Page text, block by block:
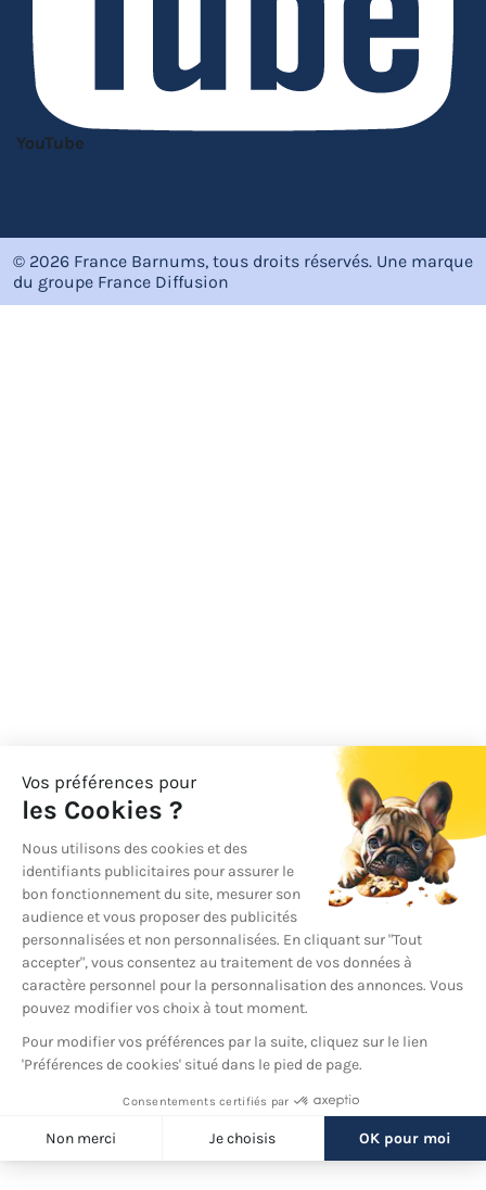
YouTube
© 2026 France Barnums, tous droits réservés. Une marque
du groupe France Diffusion